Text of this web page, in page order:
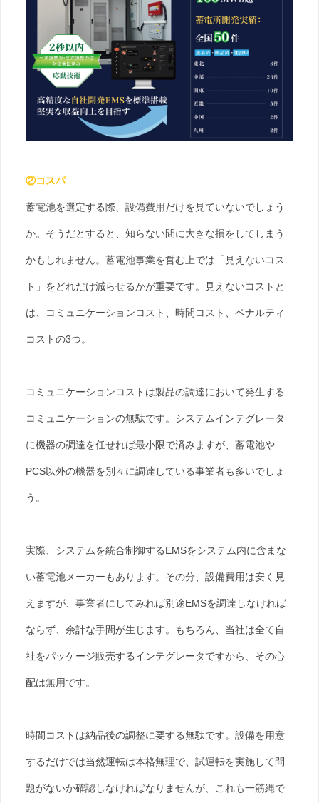
②コスパ
蓄電池を選定する際、設備費用だけを見ていないでしょう
か。そうだとすると、知らない間に大きな損をしてしまう
かもしれません。蓄電池事業を営む上では「見えないコス
ト」をどれだけ減らせるかが重要です。見えないコストと
は、コミュニケーションコスト、時間コスト、ペナルティ
コストの3つ。
コミュニケーションコストは製品の調達において発生する
コミュニケーションの無駄です。システムインテグレータ
に機器の調達を任せれば最小限で済みますが、蓄電池や
PCS以外の機器を別々に調達している事業者も多いでしょ
う。
実際、システムを統合制御するEMSをシステム内に含まな
い蓄電池メーカーもあります。その分、設備費用は安く見
えますが、事業者にしてみれば別途EMSを調達しなければ
ならず、余計な手間が生じます。もちろん、当社は全て自
社をパッケージ販売するインテグレータですから、その心
配は無用です。
時間コストは納品後の調整に要する無駄です。設備を用意
するだけでは当然運転は本格無理で、試運転を実施して問
題がないか確認しなければなりませんが、これも一筋縄で